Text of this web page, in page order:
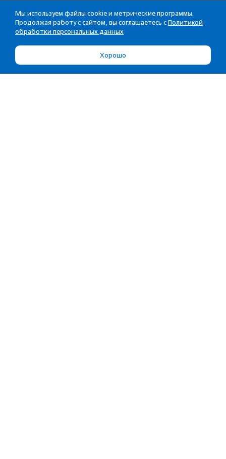
Мы используем файлы cookie и метрические программы.
Продолжая работу с сайтом, вы соглашаетесь с Политикой
обработки персональных данных
Хорошо